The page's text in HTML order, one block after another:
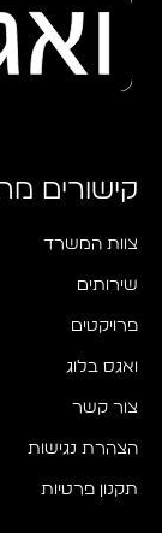
קישורים
צוות המשרד
שירותים
פרויקטים
ואגס בלוג
צור קשר
הצהרת נגישות
תקנון פרטיות